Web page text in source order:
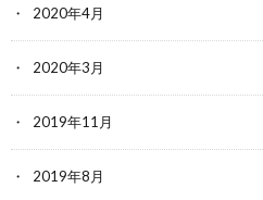
2020年4月
2020年3月
2019年11月
2019年8月